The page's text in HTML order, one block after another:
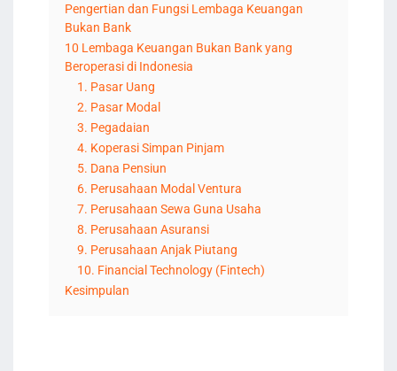
Pengertian dan Fungsi Lembaga Keuangan
Bukan Bank
10 Lembaga Keuangan Bukan Bank yang
Beroperasi di Indonesia
1. Pasar Uang
2. Pasar Modal
3. Pegadaian
4. Koperasi Simpan Pinjam
5. Dana Pensiun
6. Perusahaan Modal Ventura
7. Perusahaan Sewa Guna Usaha
8. Perusahaan Asuransi
9. Perusahaan Anjak Piutang
10. Financial Technology (Fintech)
Kesimpulan